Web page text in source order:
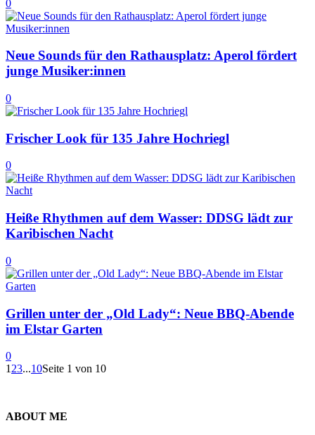
0
Neue Sounds für den Rathausplatz: Aperol fördert
junge Musiker:innen
0
Frischer Look für 135 Jahre Hochriegl
0
Heiße Rhythmen auf dem Wasser: DDSG lädt zur
Karibischen Nacht
0
Grillen unter der „Old Lady“: Neue BBQ-Abende
im Elstar Garten
0
1 23...10Seite 1 von 10
ABOUT ME